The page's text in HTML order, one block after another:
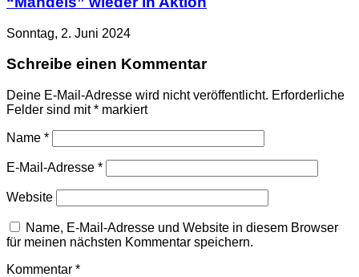
Sonntag, 2. Juni 2024
Schreibe einen Kommentar
Deine E-Mail-Adresse wird nicht veröffentlicht. Erforderliche
Felder sind mit* markiert
Name *
E-Mail-Adresse *
Website
Name, E-Mail-Adresse und Website in diesem Browser
für meinen nächsten Kommentar speichern.
Kommentar *